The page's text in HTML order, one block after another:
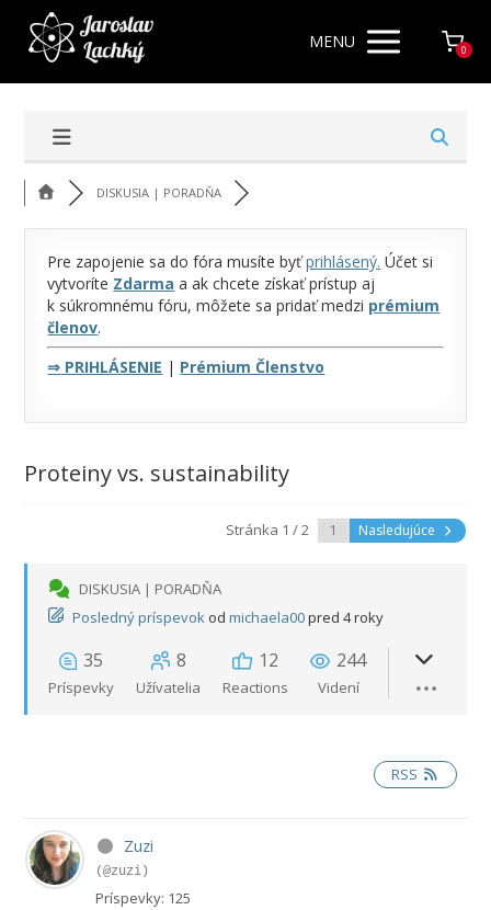
MENU 0
DISKUSIA | PORADŇA
Pre zapojenie sa do fóra musíte byťprihlásený. Účet si
vytvoríte Zdarma a ak chcete získať prístup aj
k súkromnému fóru, môžete sa pridať medzi prémium
členov.
⇒ PRIHLÁSENIE | Prémium Členstvo
Proteiny vs. sustainability
Stránka 1 / 2 Nasledujúce
DISKUSIA | PORADŇA
Posledný príspevok od michaela00pred 4 roky
35
Príspevky
8
Užívatelia
12
Reactions
244
Videní
RSS
Zuzi
(@zuzi)
Príspevky: 125